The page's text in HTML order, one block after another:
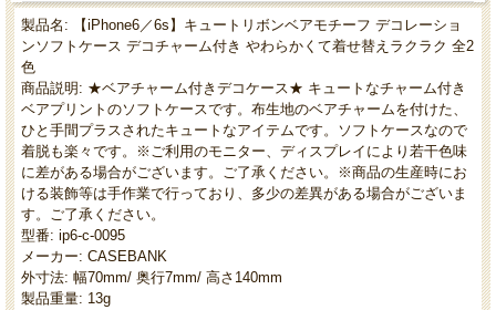
製品名: 【iPhone6／6s】キュートリボンベアモチーフ デコレーショ
ンソフトケース デコチャーム付き やわらかくて着せ替えラクラク 全2
色
商品説明: ★ベアチャーム付きデコケース★ キュートなチャーム付き
ベアプリントのソフトケースです。布生地のベアチャームを付けた、
ひと手間プラスされたキュートなアイテムです。ソフトケースなので
着脱も楽々です。※ご利用のモニター、ディスプレイにより若干色味
に差がある場合がございます。ご了承ください。※商品の生産時にお
ける装飾等は手作業で行っており、多少の差異がある場合がございま
す。ご了承ください。
型番: ip6-c-0095
メーカー: CASEBANK
外寸法: 幅70mm/ 奥行7mm/ 高さ140mm
製品重量: 13g